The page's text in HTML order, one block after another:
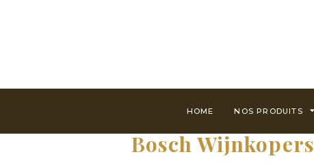
HOME NOS PRODUITS
Bosch Wijnkopers